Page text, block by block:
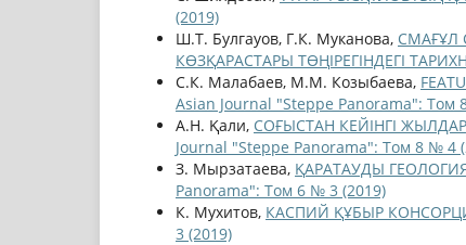
(2019)
Ш.Т. Булгауов, Г.К. Муканова, СМАҒҰЛ
КӨЗҚАРАСТАРЫ ТӨҢIРЕГIНДЕГI
С.К. Малабаев, М.М. Козыбаева,
Asian Journal "Steppe Panorama": Том
А.Н. Қали, СОҒЫСТАН КЕЙІНГІ
Journal "Steppe Panorama": Том 8 № 4
З. Мырзатаева, ҚАРАТАУДЫ
Panorama": Том 6 № 3 (2019)
К. Мухитов, КАСПИЙ ҚҰБЫР
3 (2019)